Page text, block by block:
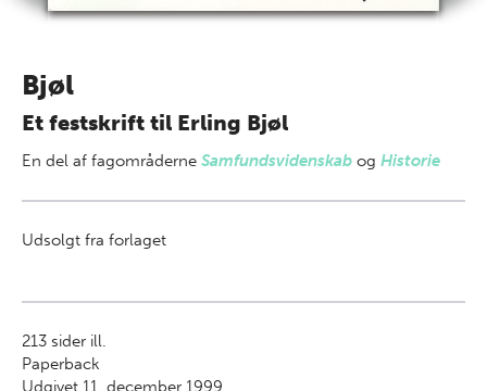
Bjøl
Et festskrift til Erling Bjøl
En del af fagområderne Samfundsvidenskab og Historie
Udsolgt fra forlaget
213 sider ill.
Paperback
Udgivet 11. december 1999